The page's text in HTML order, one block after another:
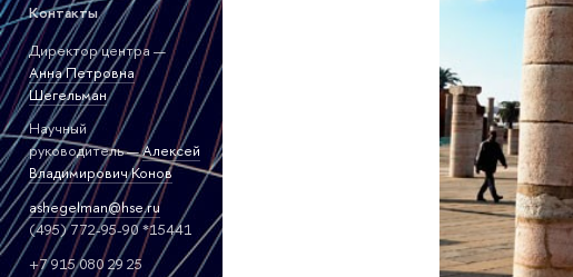
Контакты
Директор центра —
Анна Петровна
Шегельман
Научный
руководитель —Алексей
Владимирович Конов
ashegelman@hse.ru
(495) 772-95-90 *15441
+7 915 080 29 25